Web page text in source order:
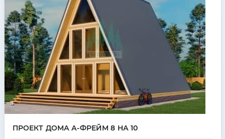
ПРОЕКТ ДОМА А-ФРЕЙМ 8 НА 10